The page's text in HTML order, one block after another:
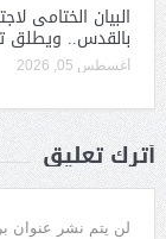
البيان الختامى
بالقدس.. ويطلق
أغسطس 05, 2026
أترك تعليق
لن يتم نشر عنوان